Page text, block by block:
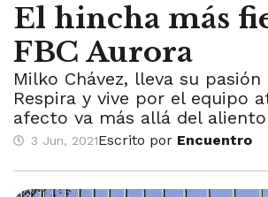
El hincha más
FBC Aurora
Milko Chávez, lleva su pasión
Respira y vive por el equipo
afecto va más allá del aliento
3 Jun, 2021Escrito por Encuentro